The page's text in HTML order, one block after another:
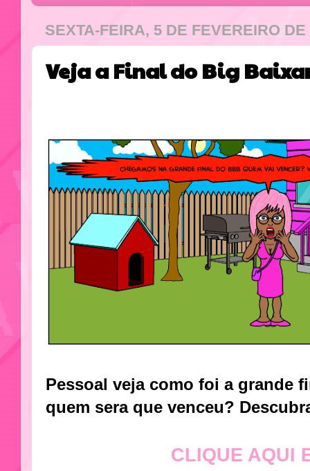
SEXTA-FEIRA, 5 DE FEVEREIRO DE
Veja a Final do Big
Pessoal veja como foi a grande
quem sera que venceu?
CLIQUE AQUI